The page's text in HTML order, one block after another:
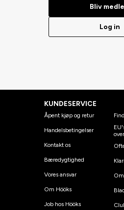
Bliv
Log in
KUNDESERVICE
Åpent kjøp og retur
Handelsbetingelser
Kontakt os
Bæredygtighed
Vores ansvar
Om Hööks
Job hos Hööks